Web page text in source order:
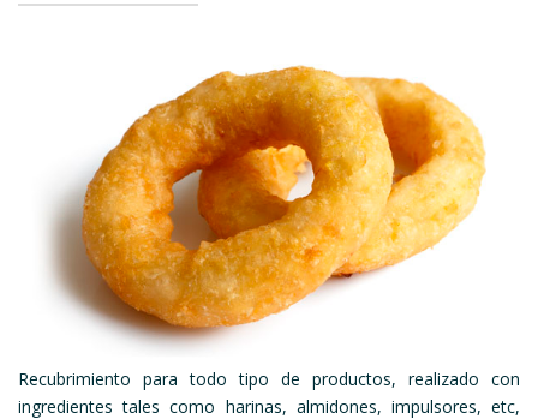
Recubrimiento para todo tipo de productos, realizado con
ingredientes tales como harinas, almidones, impulsores, etc,